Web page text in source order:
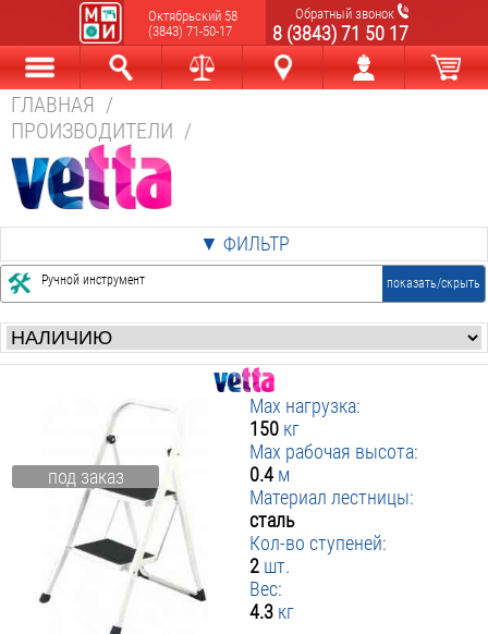
Октябрьский 58
(3843) 71-50-17
Обратный звонок
8 (3843) 71 50 17
Каталог Найти
ГЛАВНАЯ /
ПРОИЗВОДИТЕЛИ /
▼ ФИЛЬТР
Цена:
от
р. до р.
ПРИМЕНИТЬ ФИЛЬТР
Ручной инструмент показать/скрыть
Лестницы
стремянки
под заказ
Max нагрузка:
150 кг
Max рабочая высота:
0.4 м
Материал лестницы:
сталь
Кол-во ступеней:
2 шт.
Вес:
4.3 кг